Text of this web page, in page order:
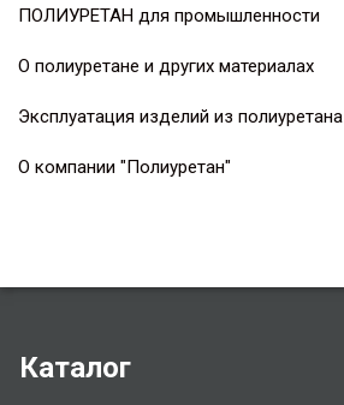
ПОЛИУРЕТАН для промышленности
О полиуретане и других материалах
Эксплуатация изделий из полиуретана
О компании "Полиуретан"
Каталог